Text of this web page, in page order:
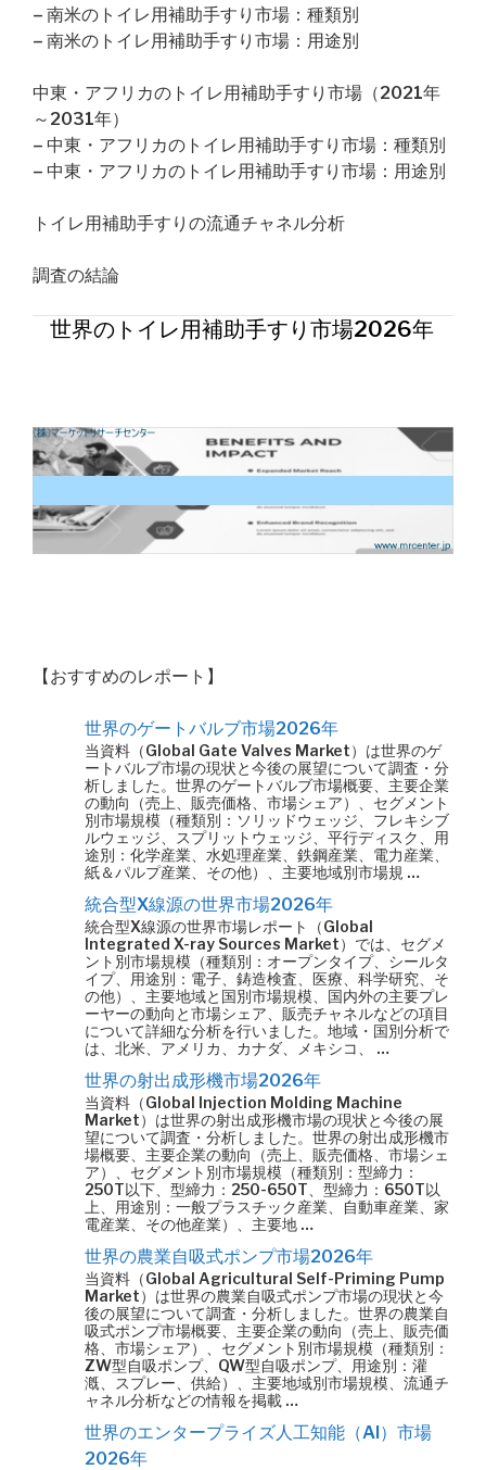
– 南米のトイレ用補助手すり市場：種類別
– 南米のトイレ用補助手すり市場：用途別
中東・アフリカのトイレ用補助手すり市場（2021年
～2031年）
– 中東・アフリカのトイレ用補助手すり市場：種類別
– 中東・アフリカのトイレ用補助手すり市場：用途別
トイレ用補助手すりの流通チャネル分析
調査の結論
世界のトイレ用補助手すり市場2026年
【おすすめのレポート】
世界のゲートバルブ市場2026年
当資料（Global Gate Valves Market）は世界のゲ
ートバルブ市場の現状と今後の展望について調査・分
析しました。世界のゲートバルブ市場概要、主要企業
の動向（売上、販売価格、市場シェア）、セグメント
別市場規模（種類別：ソリッドウェッジ、フレキシブ
ルウェッジ、スプリットウェッジ、平行ディスク、用
途別：化学産業、水処理産業、鉄鋼産業、電力産業、
紙＆パルプ産業、その他）、主要地域別市場規 …
統合型X線源の世界市場2026年
統合型X線源の世界市場レポート（Global
Integrated X-ray Sources Market）では、セグメ
ント別市場規模（種類別：オープンタイプ、シールタ
イプ、用途別：電子、鋳造検査、医療、科学研究、そ
の他）、主要地域と国別市場規模、国内外の主要プレ
ーヤーの動向と市場シェア、販売チャネルなどの項目
について詳細な分析を行いました。地域・国別分析で
は、北米、アメリカ、カナダ、メキシコ、 …
世界の射出成形機市場2026年
当資料（Global Injection Molding Machine
Market）は世界の射出成形機市場の現状と今後の展
望について調査・分析しました。世界の射出成形機市
場概要、主要企業の動向（売上、販売価格、市場シェ
ア）、セグメント別市場規模（種類別：型締力：
250T以下、型締力：250-650T、型締力：650T以
上、用途別：一般プラスチック産業、自動車産業、家
電産業、その他産業）、主要地 …
世界の農業自吸式ポンプ市場2026年
当資料（Global Agricultural Self-Priming Pump
Market）は世界の農業自吸式ポンプ市場の現状と今
後の展望について調査・分析しました。世界の農業自
吸式ポンプ市場概要、主要企業の動向（売上、販売価
格、市場シェア）、セグメント別市場規模（種類別：
ZW型自吸ポンプ、QW型自吸ポンプ、用途別：灌
漑、スプレー、供給）、主要地域別市場規模、流通チ
ャネル分析などの情報を掲載 …
世界のエンタープライズ人工知能（AI）市場
2026年